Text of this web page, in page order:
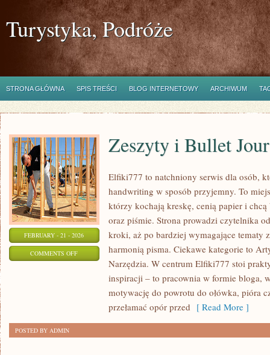
Turystyka, Podróże
STRONA GŁÓWNA SPIS TREŚCI BLOG INTERNETOWY ARCHIWUM
FEBRUARY - 21 - 2026
COMMENTS OFFON
Zeszyty i Bullet
Elfiki777 to natchniony serwis dla osób,
handwriting w sposób przyjemny. To
którzy kochają kreskę, cenią papier i
oraz piśmie. Strona prowadzi czytelnika
kroki, aż po bardziej wymagające tematy
harmonią pisma. Ciekawe kategorie to
Narzędzia. W centrum Elfiki777 stoi
inspiracji – to pracownia w formie bloga,
motywację do powrotu do ołówka, pióra
przełamać opór przed [ Read More ]
POSTED BY ADMIN